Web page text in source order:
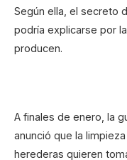
Según ella, el secreto
podría explicarse por
producen.
A finales de enero, la
anunció que la
herederas quieren